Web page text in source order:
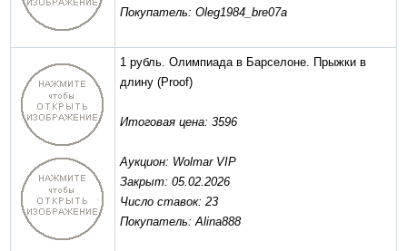
Покупатель: Oleg1984_bre07a
1 рубль. Олимпиада в Барселоне. Прыжки в
длину (Proof)
Итоговая цена: 3596
Аукцион: Wolmar VIP
Закрыт: 05.02.2026
Число ставок: 23
Покупатель: Alina888